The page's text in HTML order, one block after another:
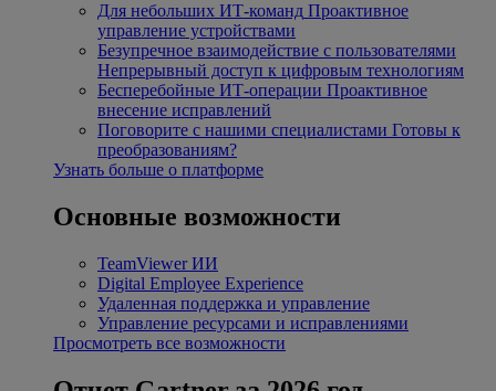
Для небольших ИТ-команд Проактивное
управление устройствами
Безупречное взаимодействие с пользователями
Непрерывный доступ к цифровым технологиям
Бесперебойные ИТ-операции Проактивное
внесение исправлений
Поговорите с нашими специалистами Готовы к
преобразованиям?
Узнать больше о платформе
Основные возможности
TeamViewer ИИ
Digital Employee Experience
Удаленная поддержка и управление
Управление ресурсами и исправлениями
Просмотреть все возможности